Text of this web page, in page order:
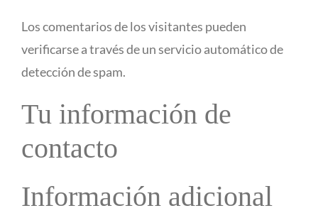
Los comentarios de los visitantes pueden
verificarse a través de un servicio automático de
detección de spam.
Tu información de
contacto
Información adicional